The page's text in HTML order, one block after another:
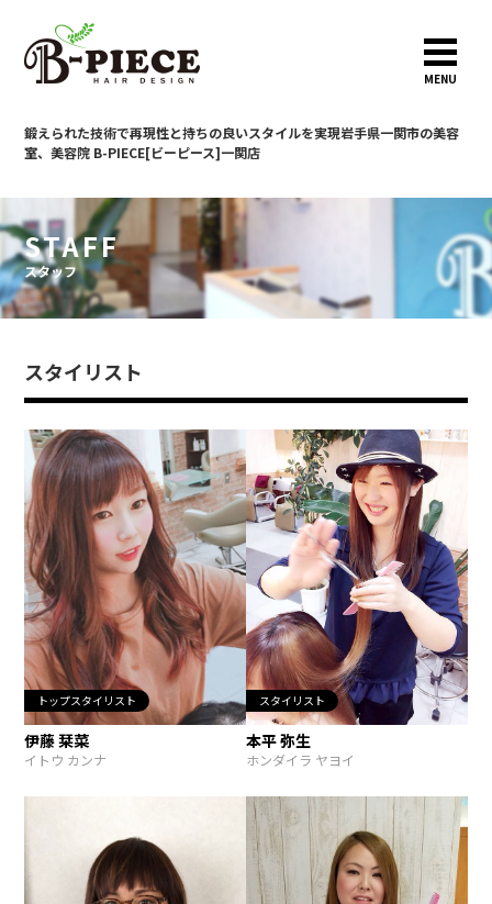
鍛えられた技術で再現性と持ちの良いスタイルを実現岩手県一関市の美容
室、美容院 B-PIECE[ビーピース]一関店
MENU
STAFF
スタッフ
スタイリスト
トップスタイリスト
伊藤 栞菜
イトウ カンナ
スタイリスト
本平 弥生
ホンダイラ ヤヨイ